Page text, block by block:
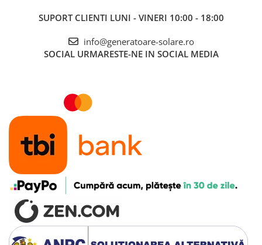
SUPORT CLIENTI LUNI - VINERI 10:00 - 18:00
info@generatoare-solare.ro
SOCIAL URMARESTE-NE IN SOCIAL MEDIA